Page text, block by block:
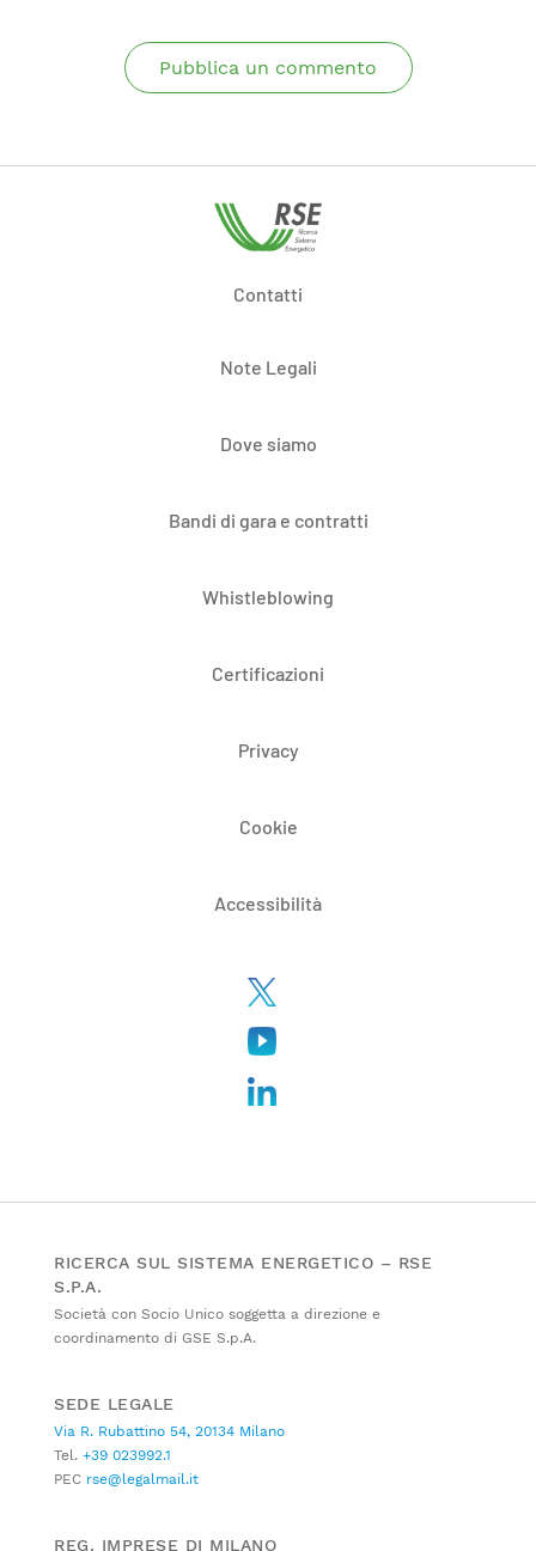
Pubblica un commento
Contatti
Note Legali
Dove siamo
Bandi di gara e contratti
Whistleblowing
Certificazioni
Privacy
Cookie
Accessibilità
RICERCA SUL SISTEMA ENERGETICO – RSE
S.P.A.
Società con Socio Unico soggetta a direzione e
coordinamento di GSE S.p.A.
SEDE LEGALE
Via R. Rubattino 54, 20134 Milano
Tel. +39 023992.1
PEC rse@legalmail.it
REG. IMPRESE DI MILANO